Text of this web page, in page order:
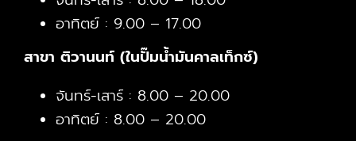
อาทิตย์ : 9.00 – 17.00
สาขา ติวานนท์ (ในปั๊มน้ำมันคาลเท็กซ์)
จันทร์-เสาร์ : 8.00 – 20.00
อาทิตย์ : 8.00 – 20.00